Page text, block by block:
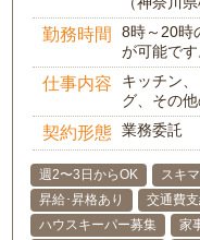
勤務時間
8時～20時
が可能で
仕事内容
キッチン
グ、その
契約形態 業務委託
週2〜3日からOK スキ
昇給･昇格あり
交通費
ハウスキーパー募集
家